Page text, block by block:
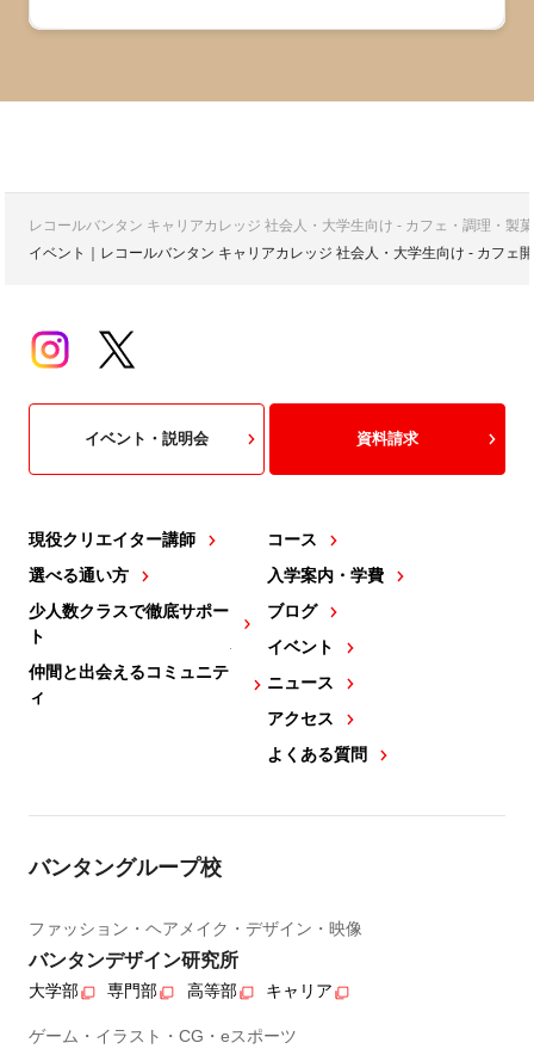
レコールバンタン キャリアカレッジ 社会人・大学生向け - カフェ・調理・製
イベント｜レコールバンタン キャリアカレッジ 社会人・大学生向け - カフェ
現役クリエイター講師
選べる通い方
少人数クラスで徹底サポー
ト
仲間と出会えるコミュニテ
ィ
コース
入学案内・学費
ブログ
イベント
ニュース
アクセス
よくある質問
イベント・説明会 資料請求
バンタングループ校
ファッション・ヘアメイク・デザイン・映像
バンタンデザイン研究所
大学部 専門部 高等部 キャリア
ゲーム・イラスト・CG・eスポーツ